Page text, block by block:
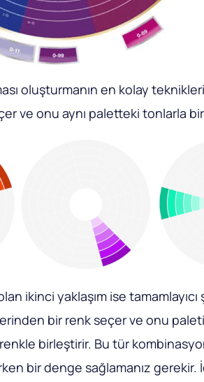
oluşturmanın en kolay
ve onu aynı paletteki tonlarla
ikinci yaklaşım ise tamamlayıcı
bir renk seçer ve onu
birleştirir. Bu tür
bir denge sağlamanız gerekir.